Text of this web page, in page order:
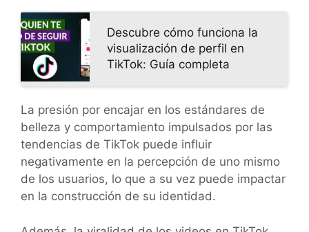
Descubre cómo funciona la
visualización de perfil en
TikTok: Guía completa
La presión por encajar en los estándares de
belleza y comportamiento impulsados por las
tendencias de TikTok puede influir
negativamente en la percepción de uno mismo
de los usuarios, lo que a su vez puede impactar
en la construcción de su identidad.